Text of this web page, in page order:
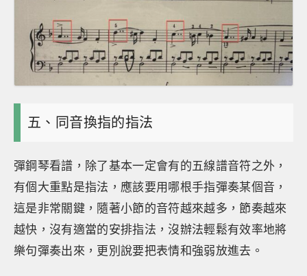
五、同音換指的指法
彈鋼琴看譜，除了基本一定會有的五線譜音符之外，
有個大重點是指法，應該要用哪根手指彈奏某個音，
這是非常關鍵，隨著小節的音符越來越多，節奏越來
越快，沒有適當的安排指法，沒辦法輕鬆有效率地將
樂句彈奏出來，更別說要把表情和強弱放進去。